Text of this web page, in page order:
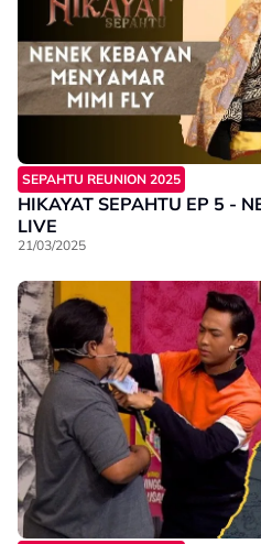
SEPAHTU REUNION 2025
HIKAYAT SEPAHTU EP 5 -
LIVE
21/03/2025